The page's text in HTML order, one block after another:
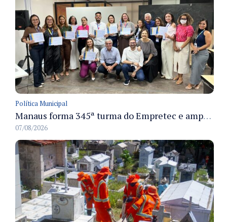
Política Municipal
Manaus forma 345ª turma do Empretec e amplia qualificação de empreendedores na cidade
07/08/2026